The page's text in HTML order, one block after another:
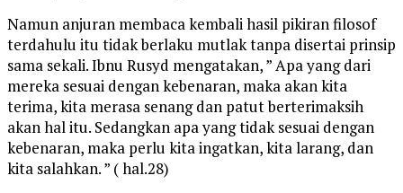
Namun anjuran membaca kembali hasil pikiran filosof
terdahulu itu tidak berlaku mutlak tanpa disertai prinsip
sama sekali. Ibnu Rusyd mengatakan, ” Apa yang dari
mereka sesuai dengan kebenaran, maka akan kita
terima, kita merasa senang dan patut berterimaksih
akan hal itu. Sedangkan apa yang tidak sesuai dengan
kebenaran, maka perlu kita ingatkan, kita larang, dan
kita salahkan. ” ( hal.28)